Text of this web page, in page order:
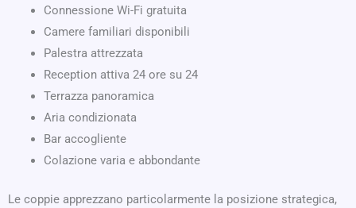
Connessione Wi-Fi gratuita
Camere familiari disponibili
Palestra attrezzata
Reception attiva 24 ore su 24
Terrazza panoramica
Aria condizionata
Bar accogliente
Colazione varia e abbondante
Le coppie apprezzano particolarmente la posizione strategica,